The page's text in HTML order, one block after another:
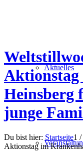
Aktuelles
Heinsberg
junge
Du bist hier: Startseite1 /
Aktionstag im